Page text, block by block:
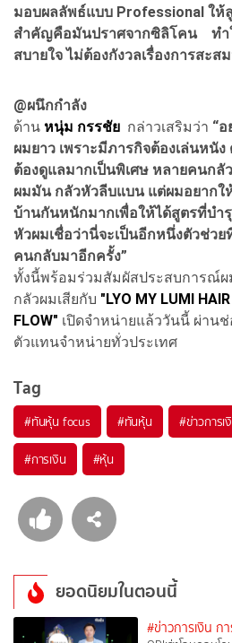
มอบผลลัพธ์แบบ Professional ให้
สำคัญคือมันปราศจากซิลิโคน ทำ
สบายใจ ไม่ต้องกังวลเรื่องการสะ
@ผนึกกำลัง
ด้าน หนุ่ม กรรชัย กล่าวเสริมว่า “
ผมยาว เพราะมีภารกิจต้องเล่นหนั
ต้องดูแลมากเป็นพิเศษ หลายคนกลั
ผมมัน กลัวหัวลีบแบน แต่ผมอยากใ
บ้านกันหนักมากเพื่อให้ได้สูตรที่บำ
หัวผมเชื่อว่านี่จะเป็นอีกหนึ่งตัวช่ว
คนกลับมาอีกครั้ง”
ทั้งนี้พร้อมร่วมสัมผัสประสบการณ์
กลัวผมเสียกับ "LYO MY LUMI
FLOW" เปิดจำหน่ายแล้ววันนี้ ผ่าน
ตัวแทนจำหน่ายทั่วประเทศ
Tag
#ทันหุ้น focus #ทันหุ้น #ข่าวการเ
#การเงิน #หุ้น
ยอดนิยมในตอนนี้
#ข่าวการเงิน ก